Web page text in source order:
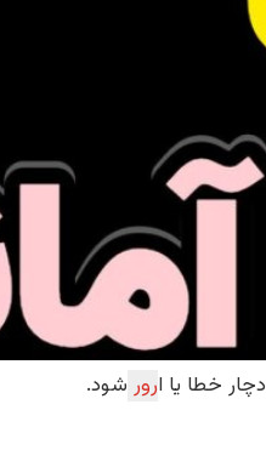
رور شود.